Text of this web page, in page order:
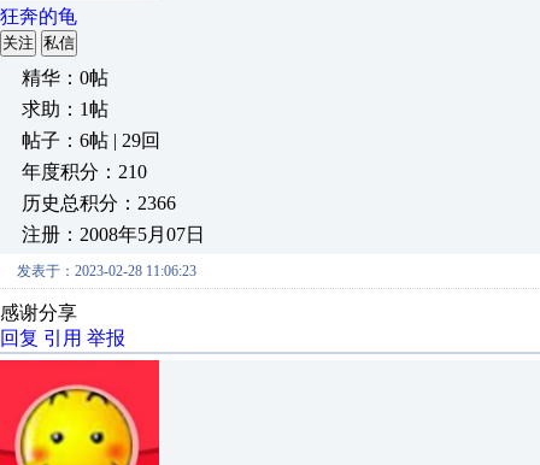
狂奔的龟
关注 私信
精华：0帖
求助：1帖
帖子：6帖 | 29回
年度积分：210
历史总积分：2366
注册：2008年5月07日
发表于：2023-02-28 11:06:23
感谢分享
回复 引用 举报